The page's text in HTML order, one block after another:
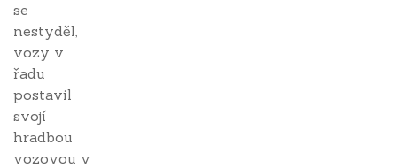
se
nestyděl,
vozy v
řadu
postavil
svojí
hradbou
vozovou v